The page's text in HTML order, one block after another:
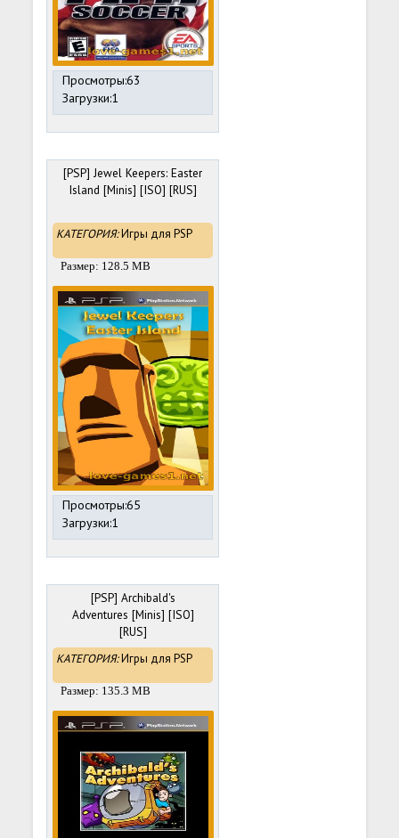
Просмотры:63
Загрузки:1
[PSP] Jewel Keepers: Easter
Island [Minis] [ISO] [RUS]
КАТЕГОРИЯ:Игры для PSP
Размер: 128.5 MB
Просмотры:65
Загрузки:1
[PSP] Archibald's
Adventures [Minis] [ISO]
[RUS]
КАТЕГОРИЯ:Игры для PSP
Размер: 135.3 MB